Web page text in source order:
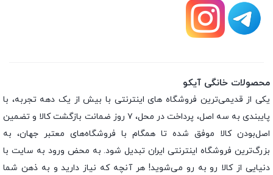
محصولات خانگی آیکو
یکی از قدیمی‌ترین فروشگاه های اینترنتی با بیش از یک دهه تجربه، با
پایبندی به سه اصل، پرداخت در محل، ۷ روز ضمانت بازگشت کالا و تضمین
اصل‌بودن کالا موفق شده تا همگام با فروشگاه‌های معتبر جهان، به
بزرگ‌ترین فروشگاه اینترنتی ایران تبدیل شود. به محض ورود به سایت با
دنیایی از کالا رو به رو می‌شوید! هر آنچه که نیاز دارید و به ذهن شما